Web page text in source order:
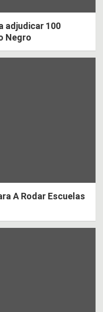
adjudicar 100
Negro
A Rodar Escuelas